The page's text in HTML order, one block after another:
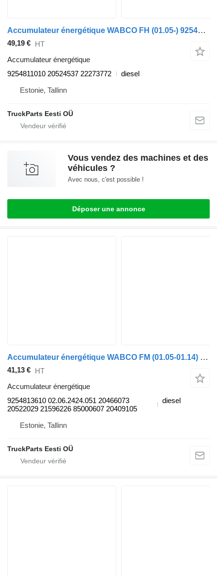
Accumulateur énergétique WABCO FH (01.05-) 9254811010 pour tracteur routier Volvo FH12, FH16, NH12, FH, VNL780 (1993-2014)
49,19 € HT
Accumulateur énergétique
9254811010 20524537 22273772
diesel
Estonie, Tallinn
TruckParts Eesti OÜ
Vous vendez des machines et des
véhicules ?
Avec nous, c'est possible !
Déposer une annonce
Accumulateur énergétique WABCO FM (01.05-01.14) 9254813610 pour tracteur routier Volvo FM7-FM12, FM, FMX (1998-2014)
41,13 € HT
Accumulateur énergétique
9254813610 02.06.2424.051 20466073
20522029 21596226 85000607 20409105
diesel
Estonie, Tallinn
TruckParts Eesti OÜ